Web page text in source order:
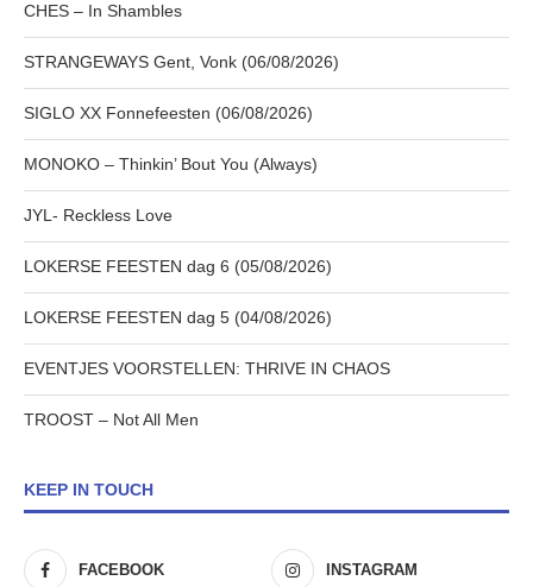
CHES – In Shambles
STRANGEWAYS Gent, Vonk (06/08/2026)
SIGLO XX Fonnefeesten (06/08/2026)
MONOKO – Thinkin’ Bout You (Always)
JYL- Reckless Love
LOKERSE FEESTEN dag 6 (05/08/2026)
LOKERSE FEESTEN dag 5 (04/08/2026)
EVENTJES VOORSTELLEN: THRIVE IN CHAOS
TROOST – Not All Men
KEEP IN TOUCH
FACEBOOK INSTAGRAM